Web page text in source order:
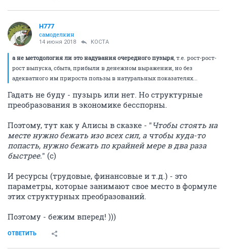
H777
самоделкин
14 июня 2018 KOCTA
а не методология ли это надувания очередного пузыря, т.е. рост-рост-
рост выпуска, сбыта, прибыли в денежном выражении, но без
адекватного им прироста пользы в натуральных показателях...
Гадать не буду - пузырь или нет. Но структурные
преобразования в экономике бесспорны.
Поэтому, тут как у Алисы в сказке - " Чтобы стоять на
месте нужно бежать изо всех сил, а чтобы куда-то
попасть, нужно бежать по крайней мере в два раза
быстрее." (с)
И ресурсы (трудовые, финансовые и т.д.) - это
параметры, которые занимают свое место в формуле
этих структурных преобразований.
Поэтому - бежим вперед! )))
ОТВЕТИТЬ